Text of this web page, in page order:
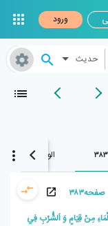
ورود
حدیث
الوافيج۲۰ ص۵۶۵
مِنْ قِيَامٍ وَ اَلشُّرْبِ فِي